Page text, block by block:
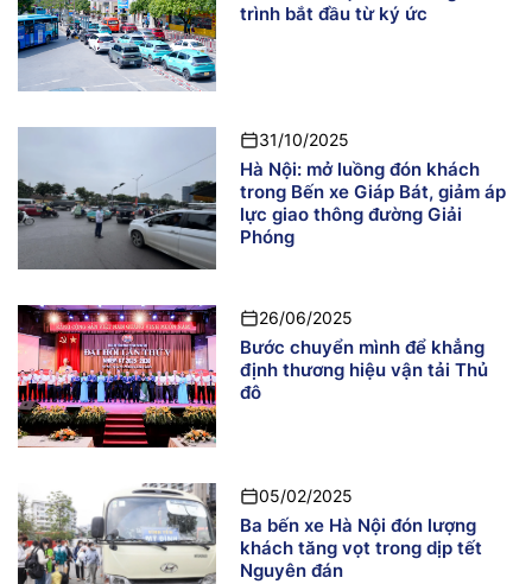
trình bắt đầu từ ký ức
31/10/2025
Hà Nội: mở luồng đón khách
trong Bến xe Giáp Bát, giảm áp
lực giao thông đường Giải
Phóng
26/06/2025
Bước chuyển mình để khẳng
định thương hiệu vận tải Thủ
đô
05/02/2025
Ba bến xe Hà Nội đón lượng
khách tăng vọt trong dịp tết
Nguyên đán